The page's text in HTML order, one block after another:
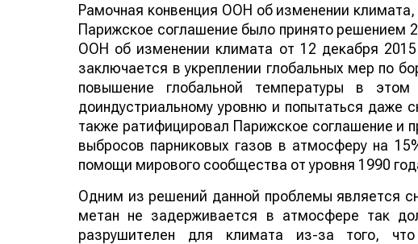
Рамочная конвенция ООН об изменении
Парижское соглашение было принято решением
ООН об изменении климата от 12 декабря
заключается в укреплении глобальных мер по
повышение глобальной температуры в
доиндустриальному уровню и попытаться даже
также ратифицировал Парижское соглашение и
выбросов парниковых газов в атмосферу на
помощи мирового сообщества от уровня 1990
Одним из решений данной проблемы является
метан не задерживается в атмосфере так
разрушителен для климата из-за того,